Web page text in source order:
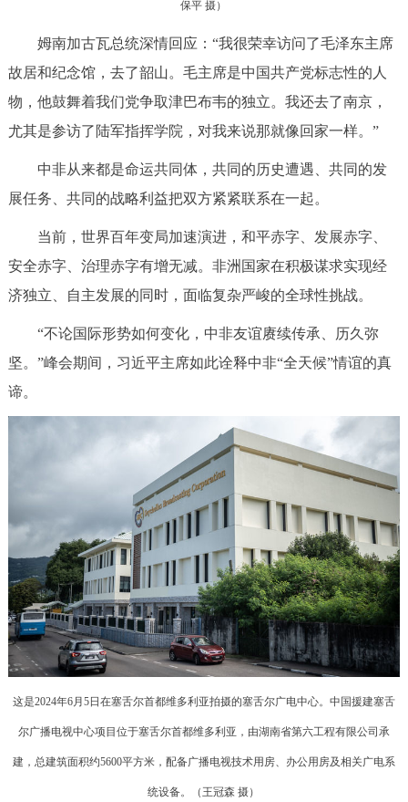
保平 摄）
姆南加古瓦总统深情回应：“我很荣幸访问了毛泽东主席
故居和纪念馆，去了韶山。毛主席是中国共产党标志性的人
物，他鼓舞着我们党争取津巴布韦的独立。我还去了南京，
尤其是参访了陆军指挥学院，对我来说那就像回家一样。”
中非从来都是命运共同体，共同的历史遭遇、共同的发
展任务、共同的战略利益把双方紧紧联系在一起。
当前，世界百年变局加速演进，和平赤字、发展赤字、
安全赤字、治理赤字有增无减。非洲国家在积极谋求实现经
济独立、自主发展的同时，面临复杂严峻的全球性挑战。
“不论国际形势如何变化，中非友谊赓续传承、历久弥
坚。”峰会期间，习近平主席如此诠释中非“全天候”情谊的真
谛。
这是2024年6月5日在塞舌尔首都维多利亚拍摄的塞舌尔广电中心。中国援建塞舌
尔广播电视中心项目位于塞舌尔首都维多利亚，由湖南省第六工程有限公司承
建，总建筑面积约5600平方米，配备广播电视技术用房、办公用房及相关广电系
统设备。（王冠森 摄）